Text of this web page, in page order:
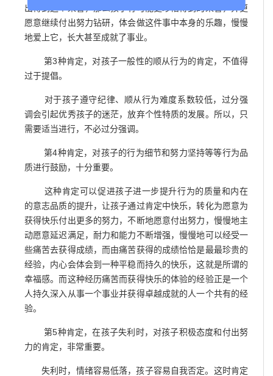
出得到这个荣誉，那么孩子有可能更珍惜得到的荣誉，并更
愿意继续付出努力钻研，体会做这件事中本身的乐趣，慢慢
地爱上它，长大甚至成就了事业。
第3种肯定，对孩子一般性的顺从行为的肯定，不值得
过于提倡。
对于孩子遵守纪律、顺从行为难度系数较低，过分强
调会引起优秀孩子的迷茫，放弃个性特质的发展。所以，只
需要适当进行，不必过分强调。
第4种肯定，对孩子的行为细节和努力坚持等等行为品
质进行鼓励，十分重要。
这种肯定可以促进孩子进一步提升行为的质量和内在
的意志品质的提升，让孩子通过肯定中快乐，转化为愿意为
获得快乐付出更多的努力，不断地愿意付出努力，慢慢地主
动愿意延迟满足，耐力和能力不断增强，慢慢地可以经受一
些痛苦去获得成绩，而由痛苦获得的成绩恰恰是最最珍贵的
经验，内心会体会到一种平稳而持久的快乐，这就是所谓的
幸福感。而这种经历痛苦而获得快乐的体验的经验正是一个
人持久深入从事一个事业并获得卓越成就的人一个共有的经
验。
第5种肯定，在孩子失利时，对孩子积极态度和付出努
力的肯定，非常重要。
失利时，情绪容易低落，孩子容易自我否定。这时肯定